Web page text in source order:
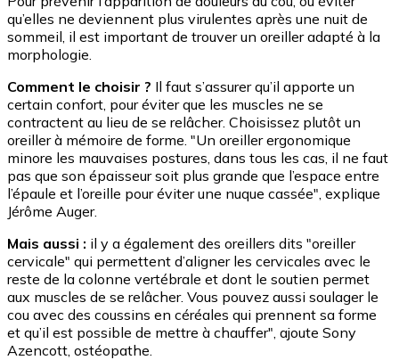
qu’elles ne deviennent plus virulentes après une nuit de
sommeil, il est important de trouver un oreiller adapté à la
morphologie.
Comment le choisir ? Il faut s’assurer qu’il apporte un
certain confort, pour éviter que les muscles ne se
contractent au lieu de se relâcher. Choisissez plutôt un
oreiller à mémoire de forme. "Un oreiller ergonomique
minore les mauvaises postures, dans tous les cas, il ne faut
pas que son épaisseur soit plus grande que l’espace entre
l’épaule et l’oreille pour éviter une nuque cassée", explique
Jérôme Auger.
Mais aussi : il y a également des oreillers dits "oreiller
cervicale" qui permettent d’aligner les cervicales avec le
reste de la colonne vertébrale et dont le soutien permet
aux muscles de se relâcher. Vous pouvez aussi soulager le
cou avec des coussins en céréales qui prennent sa forme
et qu’il est possible de mettre à chauffer", ajoute Sony
Azencott, ostéopathe.